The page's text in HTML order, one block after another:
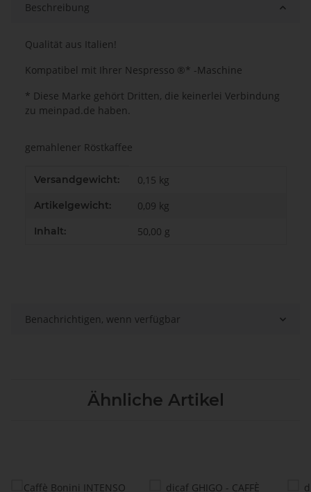
Beschreibung
Qualität aus Italien!
Kompatibel mit Ihrer Nespresso ®* -Maschine
* Diese Marke gehört Dritten, die keinerlei Verbindung
zu meinpad.de haben.
gemahlener Röstkaffee
Produkteigenschaft
Wert
Versandgewicht: 0,15 kg
Artikelgewicht: 0,09 kg
Inhalt: 50,00 g
Benachrichtigen, wenn verfügbar
Ähnliche Artikel